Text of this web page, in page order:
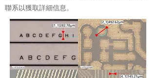
聯系以獲取詳細信息。